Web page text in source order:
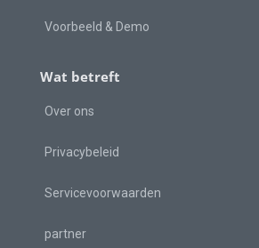
Voorbeeld & Demo
Wat betreft
Over ons
Privacybeleid
Servicevoorwaarden
partner